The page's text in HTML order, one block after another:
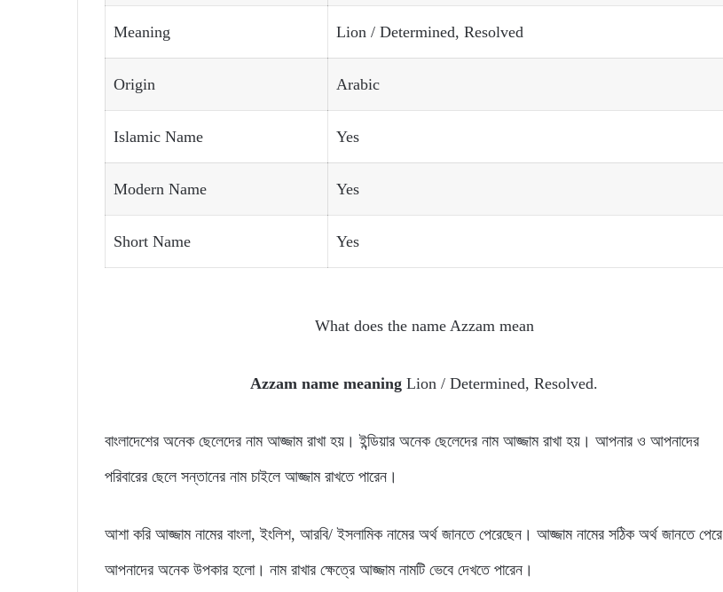
Meaning Lion / Determined, Resolved
Origin Arabic
Islamic Name Yes
Modern Name Yes
Short Name Yes
What does the name Azzam mean
Azzam name meaning Lion / Determined, Resolved.
বাংলাদেশের অনেক ছেলেদের নাম আজ্জাম রাখা হয়। ইন্ডিয়ার অনেক ছেলেদের নাম আজ্জাম রাখা হয়। আপনার ও আপনাদের
পরিবারের ছেলে সন্তানের নাম চাইলে আজ্জাম রাখতে পারেন।
আশা করি আজ্জাম নামের বাংলা, ইংলিশ, আরবি/ ইসলামিক নামের অর্থ জানতে পেরেছেন। আজ্জাম নামের সঠিক অর্থ জানতে পেরে
আপনাদের অনেক উপকার হলো। নাম রাখার ক্ষেত্রে আজ্জাম নামটি ভেবে দেখতে পারেন।